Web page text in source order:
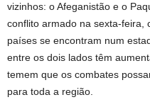
vizinhos: o Afeganistão e o
conflito armado na sexta-feira,
países se encontram num
entre os dois lados têm
temem que os combates
para toda a região.